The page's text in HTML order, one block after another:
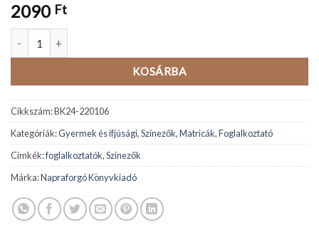
2090 Ft
KOSÁRBA
Cikkszám:BK24-220106
Kategóriák:Gyermek és ifjúsági,Színezők, Matricák, Foglalkoztató
Címkék:foglalkoztatók,Színezők
Márka:Napraforgó Könyvkiadó